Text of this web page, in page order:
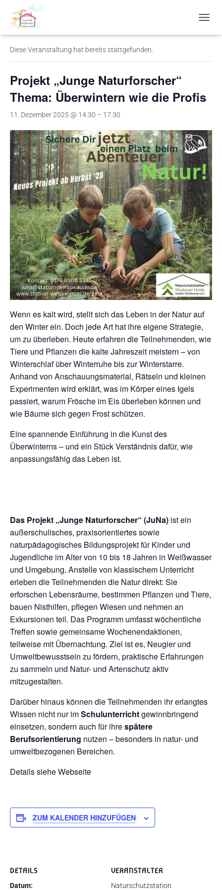
A
G
O
M
S
C
H
A
L
T
E
N
« Alle Veranstaltungen
Diese Veranstaltung hat bereits stattgefunden.
Projekt „Junge Naturforscher“
Thema: Überwintern wie die Profis
11. Dezember 2025 @ 14:30 – 17:30
Wenn es kalt wird, stellt sich das Leben in der Natur auf
den Winter ein. Doch jede Art hat ihre eigene Strategie,
um zu überleben. Heute erfahren die Teilnehmenden, wie
Tiere und Pflanzen die kalte Jahreszeit meistern – von
Winterschlaf über Winterruhe bis zur Winterstarre.
Anhand von Anschauungsmaterial, Rätseln und kleinen
Experimenten wird erklärt, was im Körper eines Igels
passiert, warum Frösche im Eis überleben können und
wie Bäume sich gegen Frost schützen.
Eine spannende Einführung in die Kunst des
Überwinterns – und ein Stück Verständnis dafür, wie
anpassungsfähig das Leben ist.
Das Projekt „Junge Naturforscher“ (JuNa) ist ein
außerschulisches, praxisorientiertes sowie
naturpädagogisches Bildungsprojekt für Kinder und
Jugendliche im Alter von 10 bis 18 Jahren in Weißwasser
und Umgebung. Anstelle von klassischem Unterricht
erleben die Teilnehmenden die Natur direkt: Sie
erforschen Lebensräume, bestimmen Pflanzen und Tiere,
bauen Nisthilfen, pflegen Wiesen und nehmen an
Exkursionen teil. Das Programm umfasst wöchentliche
Treffen sowie gemeinsame Wochenendaktionen,
teilweise mit Übernachtung. Ziel ist es, Neugier und
Umweltbewusstsein zu fördern, praktische Erfahrungen
zu sammeln und Natur- und Artenschutz aktiv
mitzugestalten.
Darüber hinaus können die Teilnehmenden ihr erlangtes
Wissen nicht nur imSchulunterrichtgewinnbringend
einsetzen, sondern auch für ihrespätere
Berufsorientierung nutzen – besonders in natur- und
umweltbezogenen Bereichen.
Details siehe Webseite
ZUM KALENDER HINZUFÜGEN
DETAILS
Datum:
VERANSTALTER
Naturschutzstation